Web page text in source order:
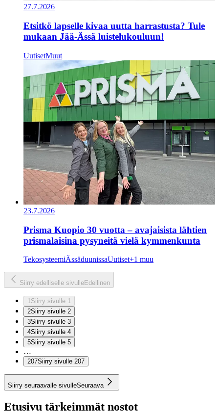
27.7.2026
Etsitkö lapselle kivaa uutta harrastusta? Tule
mukaan Jää-Ässä luistelukouluun!
UutisetMuut
23.7.2026
Prisma Kuopio 30 vuotta – avajaisista lähtien
prismalaisina pysyneitä vielä kymmenkunta
TekosysteemiÄssäduunissaUutiset+1 muu
Siirry edelliselle sivulleEdellinen
1Siirry sivulle 1
2Siirry sivulle 2
3Siirry sivulle 3
4Siirry sivulle 4
5Siirry sivulle 5
…
207Siirry sivulle 207
Siirry seuraavalle sivulleSeuraava
Etusivu tärkeimmät nostot